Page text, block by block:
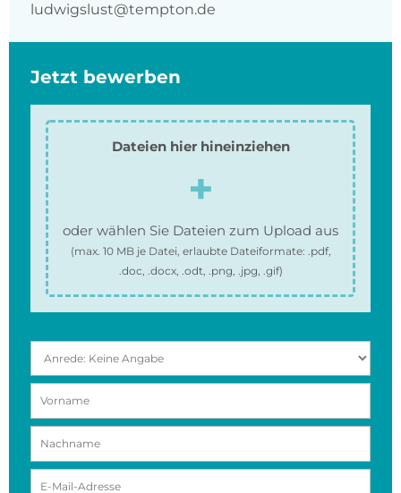
ludwigslust@tempton.de
Jetzt bewerben
Dateien hier hineinziehen
oder wählen Sie Dateien zum Upload aus
(max. 10 MBje Datei, erlaubte Dateiformate: .pdf,
.doc, .docx, .odt, .png, .jpg, .gif)